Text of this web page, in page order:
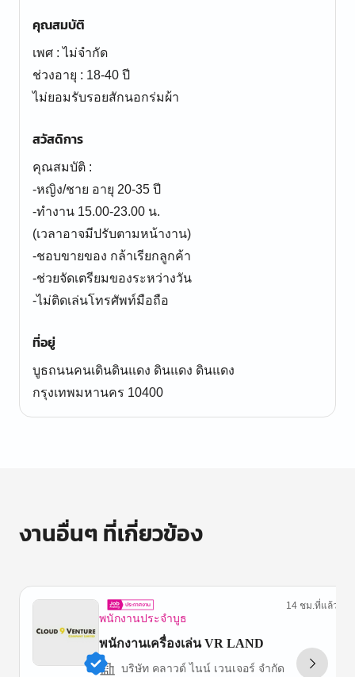
คุณสมบัติ
เพศ : ไม่จำกัด
ช่วงอายุ : 18-40 ปี
ไม่ยอมรับรอยสักนอกร่มผ้า
สวัสดิการ
คุณสมบัติ :
-หญิง/ชาย อายุ 20-35 ปี
-ทำงาน 15.00-23.00 น.
(เวลาอาจมีปรับตามหน้างาน)
-ชอบขายของ กล้าเรียกลูกค้า
-ช่วยจัดเตรียมของระหว่างวัน
-ไม่ติดเล่นโทรศัพท์มือถือ
ที่อยู่
บูธถนนคนเดินดินแดง ดินแดง ดินแดง
กรุงเทพมหานคร 10400
งานอื่นๆ ที่เกี่ยวข้อง
พนักงานประจำบูธ
14 ชม.ที่แล้ว
พนักงานเครื่องเล่น VR LAND
บริษัท คลาวด์ ไนน์ เวนเจอร์ จํากัด